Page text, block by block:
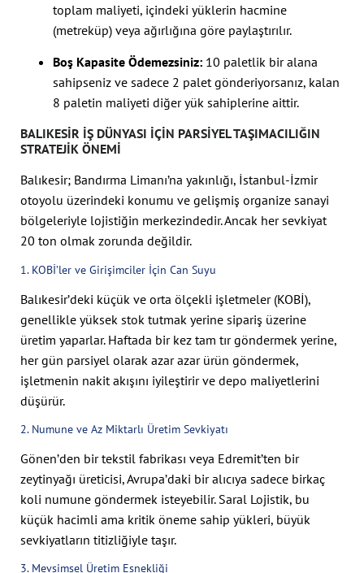
toplam maliyeti, içindeki yüklerin hacmine
(metreküp) veya ağırlığına göre paylaştırılır.
Boş Kapasite Ödemezsiniz: 10 paletlik bir alana
sahipseniz ve sadece 2 palet gönderiyorsanız, kalan
8 paletin maliyeti diğer yük sahiplerine aittir.
BALIKESIR İŞ DÜNYASI İÇIN PARSIYEL TAŞIMACILIĞIN
STRATEJIK ÖNEMI
Balıkesir; Bandırma Limanı’na yakınlığı, İstanbul-İzmir
otoyolu üzerindeki konumu ve gelişmiş organize sanayi
bölgeleriyle lojistiğin merkezindedir. Ancak her sevkiyat
20 ton olmak zorunda değildir.
1. KOBİ’ler ve Girişimciler İçin Can Suyu
Balıkesir’deki küçük ve orta ölçekli işletmeler (KOBİ),
genellikle yüksek stok tutmak yerine sipariş üzerine
üretim yaparlar. Haftada bir kez tam tır göndermek yerine,
her gün parsiyel olarak azar azar ürün göndermek,
işletmenin nakit akışını iyileştirir ve depo maliyetlerini
düşürür.
2. Numune ve Az Miktarlı Üretim Sevkiyatı
Gönen’den bir tekstil fabrikası veya Edremit’ten bir
zeytinyağı üreticisi, Avrupa’daki bir alıcıya sadece birkaç
koli numune göndermek isteyebilir. Saral Lojistik, bu
küçük hacimli ama kritik öneme sahip yükleri, büyük
sevkiyatların titizliğiyle taşır.
3. Mevsimsel Üretim Esnekliği